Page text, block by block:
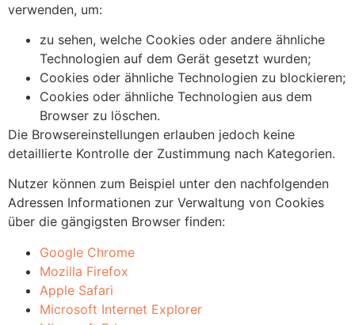
verwenden, um:
zu sehen, welche Cookies oder andere ähnliche
Technologien auf dem Gerät gesetzt wurden;
Cookies oder ähnliche Technologien zu blockieren;
Cookies oder ähnliche Technologien aus dem
Browser zu löschen.
Die Browsereinstellungen erlauben jedoch keine
detaillierte Kontrolle der Zustimmung nach Kategorien.
Nutzer können zum Beispiel unter den nachfolgenden
Adressen Informationen zur Verwaltung von Cookies
über die gängigsten Browser finden:
Google Chrome
Mozilla Firefox
Apple Safari
Microsoft Internet Explorer